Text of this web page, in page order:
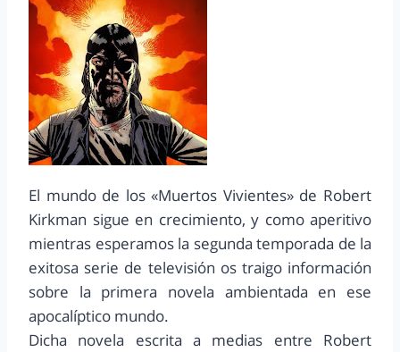
El mundo de los «Muertos Vivientes» de Robert
Kirkman sigue en crecimiento, y como aperitivo
mientras esperamos la segunda temporada de la
exitosa serie de televisión os traigo información
sobre la primera novela ambientada en ese
apocalíptico mundo.
Dicha novela escrita a medias entre Robert